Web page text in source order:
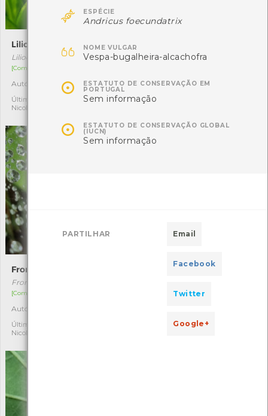
Lilioceris lilii
Lilioceris lilii
[Comum]
Autóctone
Última observação por:
Nicole Viana
2
Spilosoma lutea
Autóctone
Última observação por:
Frontinellina frutetorum
Frontinellina frutetorum
[Comum]
Autóctone
Última observação por:
Nicole Viana
Oncocera semirubella
Última observação por:
 ESPÉCIE
Andricus foecundatrix
 NOME VULGAR
Vespa-bugalheira-alcachofra
 ESTATUTO DE CONSERVAÇÃO EM
PORTUGAL
Sem informação
 ESTATUTO DE CONSERVAÇÃO GLOBAL
(IUCN)
Sem informação
PARTILHAR Email
Facebook
Twitter
Google+